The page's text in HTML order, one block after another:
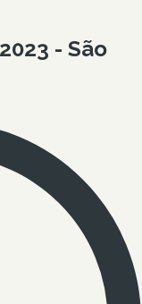
- São